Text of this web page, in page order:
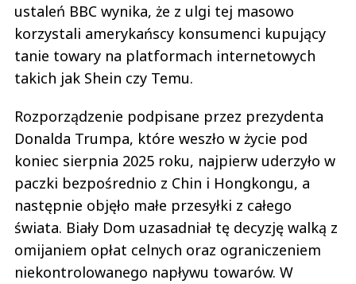
ustaleń BBC wynika, że z ulgi tej masowo
korzystali amerykańscy konsumenci kupujący
tanie towary na platformach internetowych
takich jak Shein czy Temu.
Rozporządzenie podpisane przez prezydenta
Donalda Trumpa, które weszło w życie pod
koniec sierpnia 2025 roku, najpierw uderzyło w
paczki bezpośrednio z Chin i Hongkongu, a
następnie objęło małe przesyłki z całego
świata. Biały Dom uzasadniał tę decyzję walką z
omijaniem opłat celnych oraz ograniczeniem
niekontrolowanego napływu towarów. W